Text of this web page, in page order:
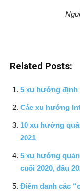
Related Posts:
5 xu hướng định
Các xu hướng
10 xu hướng
2021
5 xu hướng
cuối 2020, đầu
Điểm danh các